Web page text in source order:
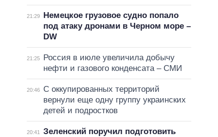
21:29
Немецкое грузовое судно попало
под атаку дронами в Черном море –
DW
21:25
Россия в июле увеличила добычу
нефти и газового конденсата – СМИ
20:46
С оккупированных территорий
вернули еще одну группу украинских
детей и подростков
20:41 Зеленский поручил подготовить